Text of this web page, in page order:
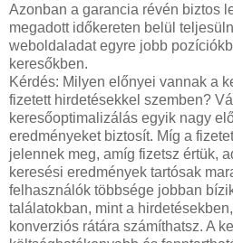
Azonban a garancia révén biztos
megadott időkereten belül
weboldaladat egyre jobb
keresőkben.
Kérdés: Milyen előnyei vannak a
fizetett hirdetésekkel szemben?
keresőoptimalizálás egyik nagy
eredményeket biztosít. Míg a
jelennek meg, amíg fizetsz értük,
keresési eredmények tartósak
felhasználók többsége jobban
találatokban, mint a
konverziós rátára számíthatsz. A